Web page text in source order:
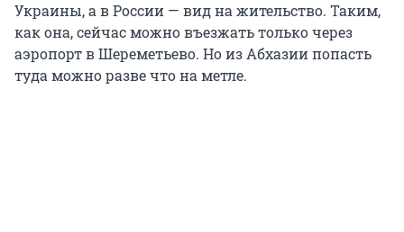
Украины, а в России — вид на жительство. Таким,
как она, сейчас можно въезжать только через
аэропорт в Шереметьево. Но из Абхазии попасть
туда можно разве что на метле.